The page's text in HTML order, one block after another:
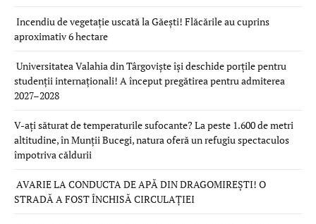
Incendiu de vegetație uscată la Găești! Flăcările au cuprins
aproximativ 6 hectare
Universitatea Valahia din Târgoviște își deschide porțile pentru
studenții internaționali! A început pregătirea pentru admiterea
2027–2028
V-ați săturat de temperaturile sufocante? La peste 1.600 de metri
altitudine, în Munții Bucegi, natura oferă un refugiu spectaculos
împotriva căldurii
AVARIE LA CONDUCTA DE APĂ DIN DRAGOMIREȘTI! O
STRADĂ A FOST ÎNCHISĂ CIRCULAȚIEI